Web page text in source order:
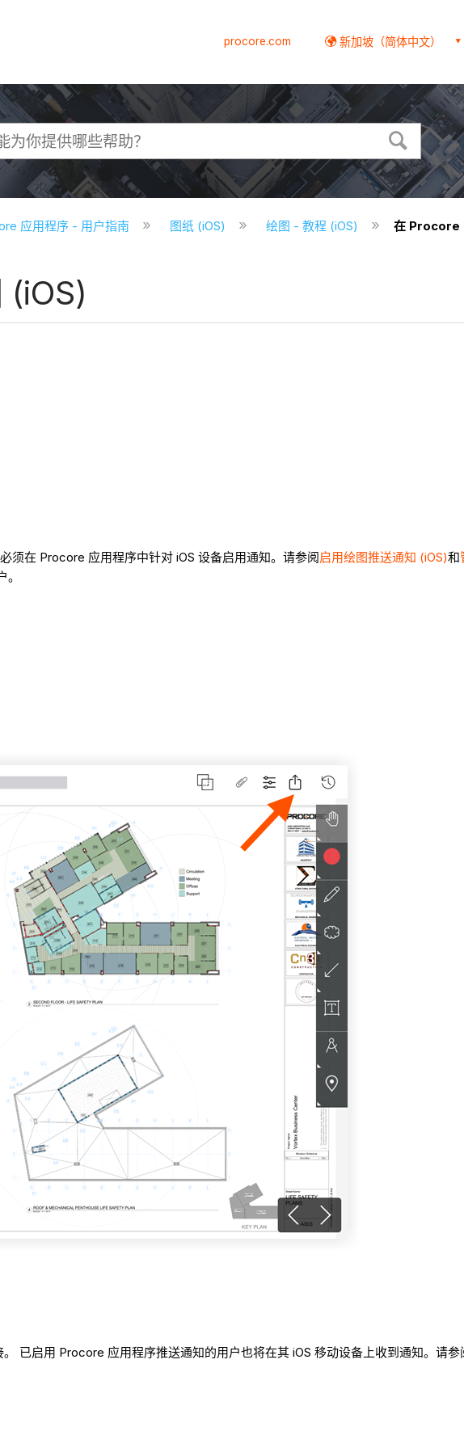
procore.com 新加坡（简体中文）
应用程序 - 用户指南 图纸 (iOS) 绘图 - 教程 (iOS) 在 Procore
须在 Procore 应用程序中针对 iOS 设备启用通知。请参阅启用绘图推送通知 (iOS)和
已启用 Procore 应用程序推送通知的用户也将在其 iOS 移动设备上收到通知。请参